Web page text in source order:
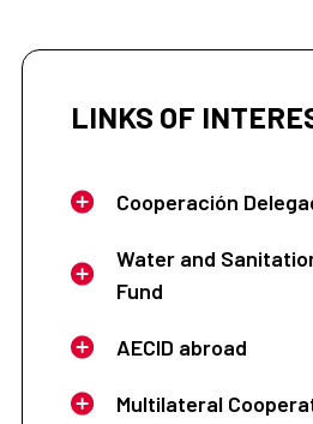
LINKS OF
Cooperación
Water and
Fund
AECID abroad
Multilateral